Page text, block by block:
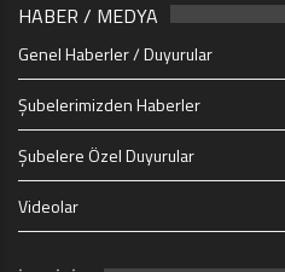
HABER / MEDYA
Genel Haberler / Duyurular
Şubelerimizden Haberler
Şubelere Özel Duyurular
Videolar